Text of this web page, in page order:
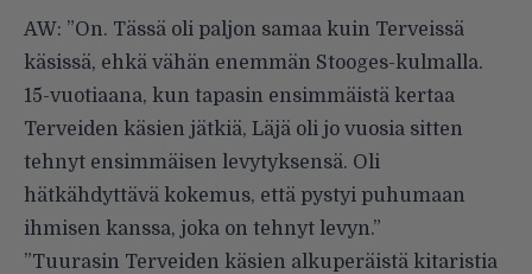
AW: ”On. Tässä oli paljon samaa kuin Terveissä
käsissä, ehkä vähän enemmän Stooges-kulmalla.
15-vuotiaana, kun tapasin ensimmäistä kertaa
Terveiden käsien jätkiä, Läjä oli jo vuosia sitten
tehnyt ensimmäisen levytyksensä. Oli
hätkähdyttävä kokemus, että pystyi puhumaan
ihmisen kanssa, joka on tehnyt levyn.”
”Tuurasin Terveiden käsien alkuperäistä kitaristia